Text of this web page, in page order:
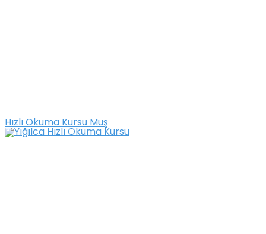
Hızlı Okuma Kursu Muş